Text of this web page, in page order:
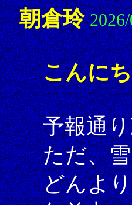
朝倉玲
こんに
予報通
ただ、
どんよ